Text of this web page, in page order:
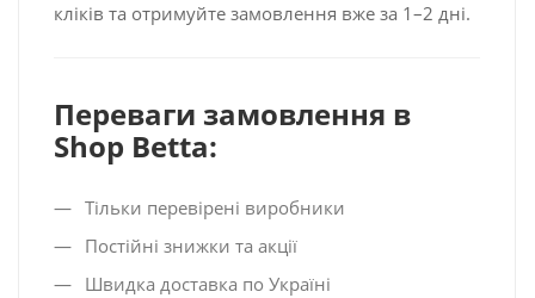
кліків та отримуйте замовлення вже за 1–2 дні.
Переваги замовлення в
Shop Betta:
Тільки перевірені виробники
Постійні знижки та акції
Швидка доставка по Україні